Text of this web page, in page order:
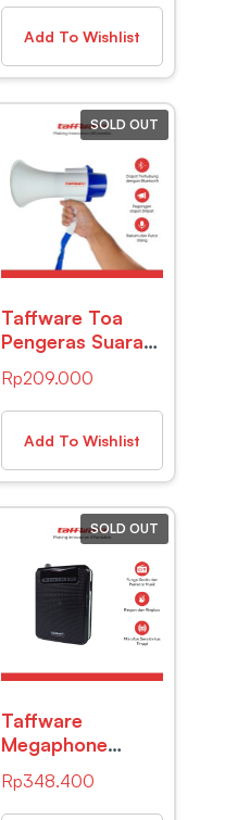
Amplifier LED
Wired – S25
Add To Wishlist
SOLD OUT
Taffware Toa
Pengeras Suara
Bluetooth U Disk
Recording 15W –
518
Rp209.000
Add To Wishlist
SOLD OUT
Taffware
Megaphone
Mikrofon Penguat
Suara Tourguide
Rp348.400